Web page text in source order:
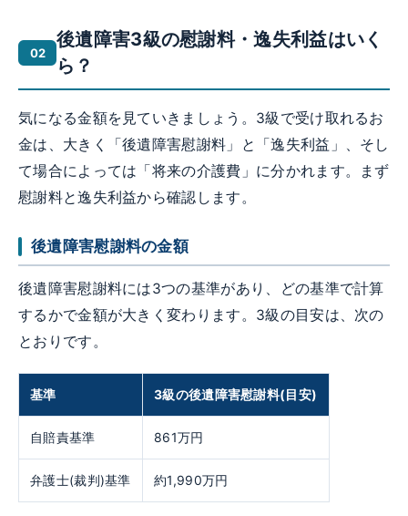
後遺障害3級の慰謝料・逸失利益はいく
ら？
気になる金額を見ていきましょう。3級で受け取れるお
金は、大きく「後遺障害慰謝料」と「逸失利益」、そし
て場合によっては「将来の介護費」に分かれます。まず
慰謝料と逸失利益から確認します。
後遺障害慰謝料の金額
後遺障害慰謝料には3つの基準があり、どの基準で計算
するかで金額が大きく変わります。3級の目安は、次の
とおりです。
基準 3級の後遺障害慰謝料(目安)
自賠責基準 861万円
弁護士(裁判)基準 約1,990万円